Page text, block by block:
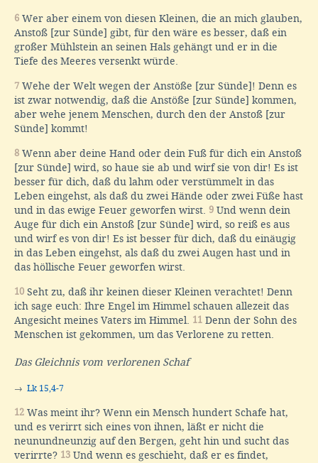
6 Wer aber einem von diesen Kleinen, die an mich glauben,
Anstoß [zur Sünde] gibt, für den wäre es besser, daß ein
großer Mühlstein an seinen Hals gehängt und er in die
Tiefe des Meeres versenkt würde.
7 Wehe der Welt wegen der Anstöße [zur Sünde]! Denn es
ist zwar notwendig, daß die Anstöße [zur Sünde] kommen,
aber wehe jenem Menschen, durch den der Anstoß [zur
Sünde] kommt!
8 Wenn aber deine Hand oder dein Fuß für dich ein Anstoß
[zur Sünde] wird, so haue sie ab und wirf sie von dir! Es ist
besser für dich, daß du lahm oder verstümmelt in das
Leben eingehst, als daß du zwei Hände oder zwei Füße hast
und in das ewige Feuer geworfen wirst. 9 Und wenn dein
Auge für dich ein Anstoß [zur Sünde] wird, so reiß es aus
und wirf es von dir! Es ist besser für dich, daß du einäugig
in das Leben eingehst, als daß du zwei Augen hast und in
das höllische Feuer geworfen wirst.
10 Seht zu, daß ihr keinen dieser Kleinen verachtet! Denn
ich sage euch: Ihre Engel im Himmel schauen allezeit das
Angesicht meines Vaters im Himmel. 11 Denn der Sohn des
Menschen ist gekommen, um das Verlorene zu retten.
Das Gleichnis vom verlorenen Schaf
→ Lk 15,4-7
12 Was meint ihr? Wenn ein Mensch hundert Schafe hat,
und es verirrt sich eines von ihnen, läßt er nicht die
neunundneunzig auf den Bergen, geht hin und sucht das
verirrte? 13 Und wenn es geschieht, daß er es findet,